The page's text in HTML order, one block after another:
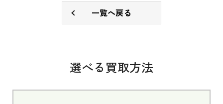
一覧へ戻る
選べる買取方法